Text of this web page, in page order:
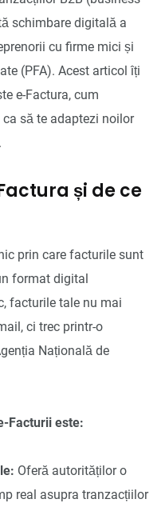
schimbare digitală a
cu firme mici și
(PFA). Acest articol îți
e-Factura, cum
să te adaptezi noilor
și de ce
prin care facturile sunt
format digital
facturile tale nu mai
ci trec printr-o
Națională de
Facturii este:
Oferă autorităților o
real asupra tranzacțiilor